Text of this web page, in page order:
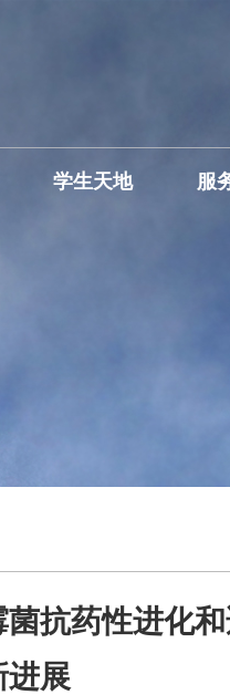
学生天地 服
抗药性进化
进展